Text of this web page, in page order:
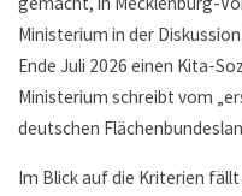
Ministerium in der
Ende Juli 2026 einen Kita-
Ministerium schreibt vom
deutschen
Im Blick auf die Kriterien